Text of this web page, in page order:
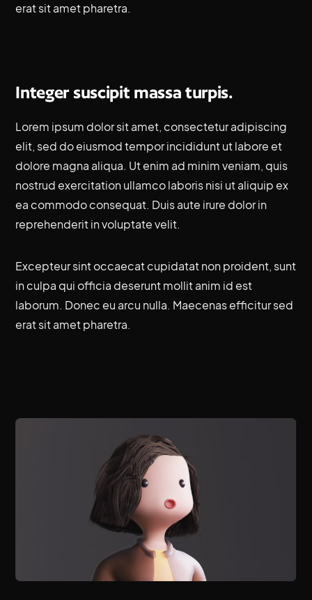
erat sit amet pharetra.
Integer suscipit massa turpis.
Lorem ipsum dolor sit amet, consectetur adipiscing
elit, sed do eiusmod tempor incididunt ut labore et
dolore magna aliqua. Ut enim ad minim veniam, quis
nostrud exercitation ullamco laboris nisi ut aliquip ex
ea commodo consequat. Duis aute irure dolor in
reprehenderit in voluptate velit.
Excepteur sint occaecat cupidatat non proident, sunt
in culpa qui officia deserunt mollit anim id est
laborum. Donec eu arcu nulla. Maecenas efficitur sed
erat sit amet pharetra.